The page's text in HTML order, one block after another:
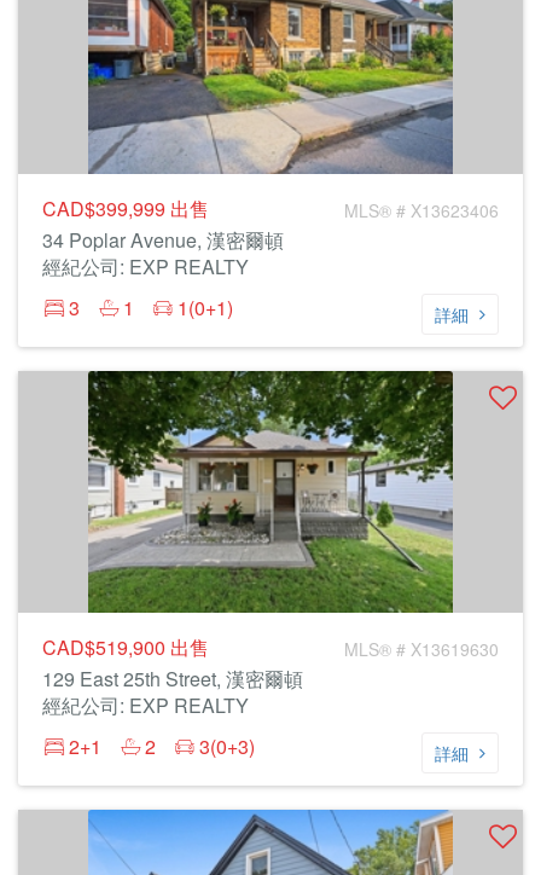
CAD$399,999 出售 MLS® # X13623406
34 Poplar Avenue, 漢密爾頓
經紀公司: EXP REALTY
3
1 1(0+1) 詳細
CAD$519,900 出售 MLS® # X13619630
129 East 25th Street, 漢密爾頓
經紀公司: EXP REALTY
2+1
2 3(0+3) 詳細